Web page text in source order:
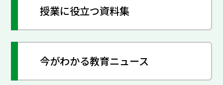
授業に役立つ資料集
今がわかる教育ニュース